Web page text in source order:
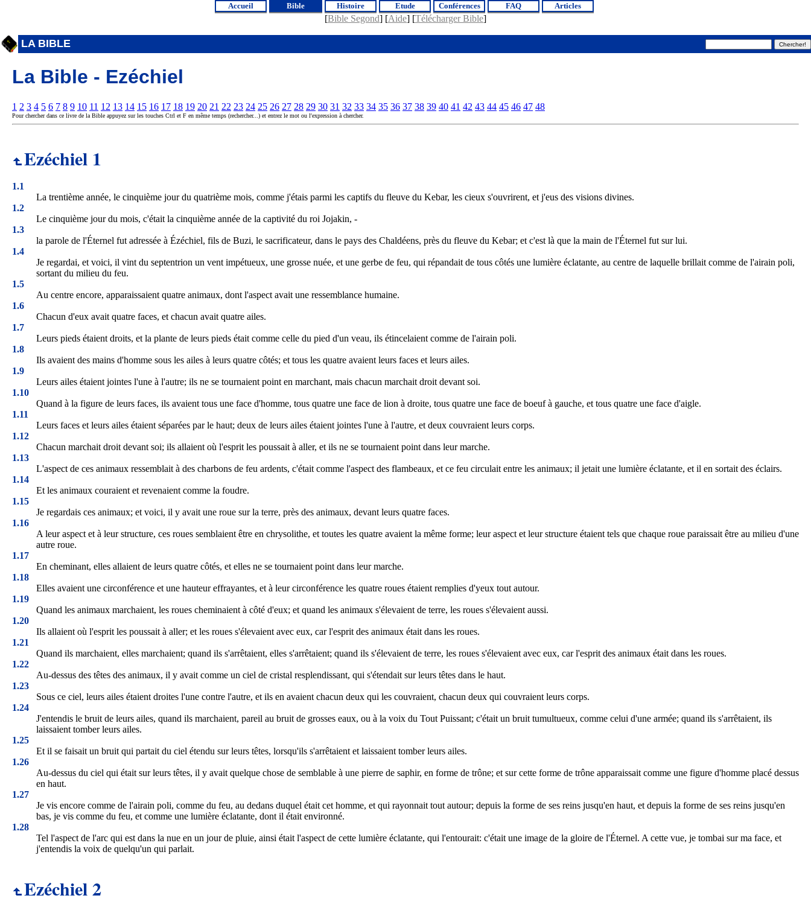
Accueil Bible Histoire Etude Conférences FAQ Articles
[Bible Segond] [Aide] [Télécharger Bible]
LA BIBLE
La Bible - Ezéchiel
1 2 3 4 5 6 7 8 9 10 11 12 13 14 15 16 17 18 19 20 21 22 23 24 25 26 27 28 29 30 31 32 33 34 35 36 37 38 39 40 41 42 43 44 45 46 47 48
Pour chercher dans ce livre de la Bible appuyez sur les touches Ctrl et F en même temps (rechercher...) et entrez le mot ou l'expression à chercher.
Ezéchiel 1
1.1
La trentième année, le cinquième jour du quatrième mois, comme j'étais parmi les captifs du fleuve du Kebar, les cieux s'ouvrirent, et j'eus des visions divines.
1.2
Le cinquième jour du mois, c'était la cinquième année de la captivité du roi Jojakin, -
1.3
la parole de l'Éternel fut adressée à Ézéchiel, fils de Buzi, le sacrificateur, dans le pays des Chaldéens, près du fleuve du Kebar; et c'est là que la main de l'Éternel fut sur lui.
1.4
Je regardai, et voici, il vint du septentrion un vent impétueux, une grosse nuée, et une gerbe de feu, qui répandait de tous côtés une lumière éclatante, au centre de laquelle brillait comme de l'airain poli,
sortant du milieu du feu.
1.5
Au centre encore, apparaissaient quatre animaux, dont l'aspect avait une ressemblance humaine.
1.6
Chacun d'eux avait quatre faces, et chacun avait quatre ailes.
1.7
Leurs pieds étaient droits, et la plante de leurs pieds était comme celle du pied d'un veau, ils étincelaient comme de l'airain poli.
1.8
Ils avaient des mains d'homme sous les ailes à leurs quatre côtés; et tous les quatre avaient leurs faces et leurs ailes.
1.9
Leurs ailes étaient jointes l'une à l'autre; ils ne se tournaient point en marchant, mais chacun marchait droit devant soi.
1.10
Quand à la figure de leurs faces, ils avaient tous une face d'homme, tous quatre une face de lion à droite, tous quatre une face de boeuf à gauche, et tous quatre une face d'aigle.
1.11
Leurs faces et leurs ailes étaient séparées par le haut; deux de leurs ailes étaient jointes l'une à l'autre, et deux couvraient leurs corps.
1.12
Chacun marchait droit devant soi; ils allaient où l'esprit les poussait à aller, et ils ne se tournaient point dans leur marche.
1.13
L'aspect de ces animaux ressemblait à des charbons de feu ardents, c'était comme l'aspect des flambeaux, et ce feu circulait entre les animaux; il jetait une lumière éclatante, et il en sortait des éclairs.
1.14
Et les animaux couraient et revenaient comme la foudre.
1.15
Je regardais ces animaux; et voici, il y avait une roue sur la terre, près des animaux, devant leurs quatre faces.
1.16
A leur aspect et à leur structure, ces roues semblaient être en chrysolithe, et toutes les quatre avaient la même forme; leur aspect et leur structure étaient tels que chaque roue paraissait être au milieu d'une
autre roue.
1.17
En cheminant, elles allaient de leurs quatre côtés, et elles ne se tournaient point dans leur marche.
1.18
Elles avaient une circonférence et une hauteur effrayantes, et à leur circonférence les quatre roues étaient remplies d'yeux tout autour.
1.19
Quand les animaux marchaient, les roues cheminaient à côté d'eux; et quand les animaux s'élevaient de terre, les roues s'élevaient aussi.
1.20
Ils allaient où l'esprit les poussait à aller; et les roues s'élevaient avec eux, car l'esprit des animaux était dans les roues.
1.21
Quand ils marchaient, elles marchaient; quand ils s'arrêtaient, elles s'arrêtaient; quand ils s'élevaient de terre, les roues s'élevaient avec eux, car l'esprit des animaux était dans les roues.
1.22
Au-dessus des têtes des animaux, il y avait comme un ciel de cristal resplendissant, qui s'étendait sur leurs têtes dans le haut.
1.23
Sous ce ciel, leurs ailes étaient droites l'une contre l'autre, et ils en avaient chacun deux qui les couvraient, chacun deux qui couvraient leurs corps.
1.24
J'entendis le bruit de leurs ailes, quand ils marchaient, pareil au bruit de grosses eaux, ou à la voix du Tout Puissant; c'était un bruit tumultueux, comme celui d'une armée; quand ils s'arrêtaient, ils
laissaient tomber leurs ailes.
1.25
Et il se faisait un bruit qui partait du ciel étendu sur leurs têtes, lorsqu'ils s'arrêtaient et laissaient tomber leurs ailes.
1.26
Au-dessus du ciel qui était sur leurs têtes, il y avait quelque chose de semblable à une pierre de saphir, en forme de trône; et sur cette forme de trône apparaissait comme une figure d'homme placé dessus
en haut.
1.27
Je vis encore comme de l'airain poli, comme du feu, au dedans duquel était cet homme, et qui rayonnait tout autour; depuis la forme de ses reins jusqu'en haut, et depuis la forme de ses reins jusqu'en
bas, je vis comme du feu, et comme une lumière éclatante, dont il était environné.
1.28
Tel l'aspect de l'arc qui est dans la nue en un jour de pluie, ainsi était l'aspect de cette lumière éclatante, qui l'entourait: c'était une image de la gloire de l'Éternel. A cette vue, je tombai sur ma face, et
j'entendis la voix de quelqu'un qui parlait.
Ezéchiel 2